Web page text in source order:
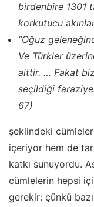
birdenbire 1301
korkutucu
“Oğuz
Ve Türkler
aittir. … Fakat biz
seçildiği
67)
şeklindeki
içeriyor hem de
katkı sunuyordu.
cümlelerin hepsi
gerekir: çünkü